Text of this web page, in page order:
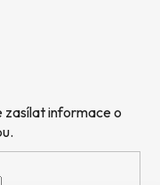
zasílat informace o